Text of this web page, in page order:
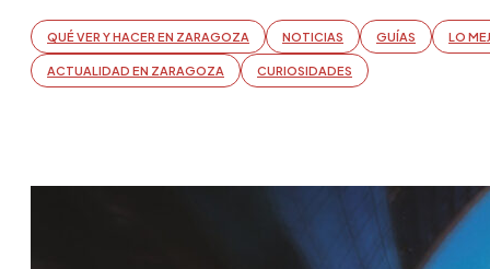
QUÉ VER Y HACER EN ZARAGOZA NOTICIAS GUÍAS LO
ACTUALIDAD EN ZARAGOZA CURIOSIDADES